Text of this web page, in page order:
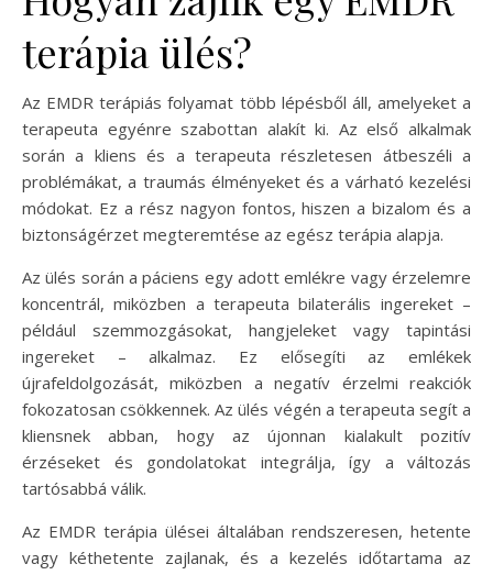
terápia ülés?
Az EMDR terápiás folyamat több lépésből áll, amelyeket a
terapeuta egyénre szabottan alakít ki. Az első alkalmak
során a kliens és a terapeuta részletesen átbeszéli a
problémákat, a traumás élményeket és a várható kezelési
módokat. Ez a rész nagyon fontos, hiszen a bizalom és a
biztonságérzet megteremtése az egész terápia alapja.
Az ülés során a páciens egy adott emlékre vagy érzelemre
koncentrál, miközben a terapeuta bilaterális ingereket –
például szemmozgásokat, hangjeleket vagy tapintási
ingereket – alkalmaz. Ez elősegíti az emlékek
újrafeldolgozását, miközben a negatív érzelmi reakciók
fokozatosan csökkennek. Az ülés végén a terapeuta segít a
kliensnek abban, hogy az újonnan kialakult pozitív
érzéseket és gondolatokat integrálja, így a változás
tartósabbá válik.
Az EMDR terápia ülései általában rendszeresen, hetente
vagy kéthetente zajlanak, és a kezelés időtartama az